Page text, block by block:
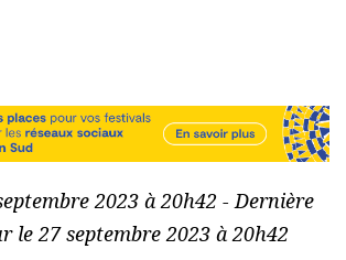
2023 à 20h42 - Dernière
le 27 septembre 2023 à 20h42